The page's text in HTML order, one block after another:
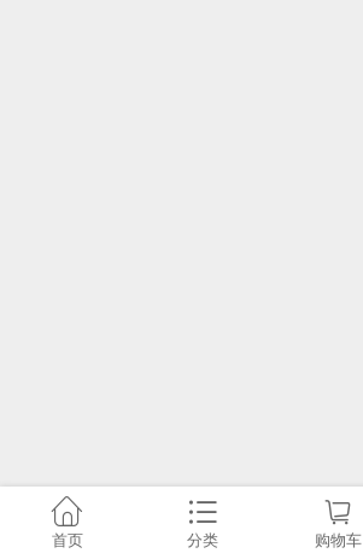
首页 分类 购物车